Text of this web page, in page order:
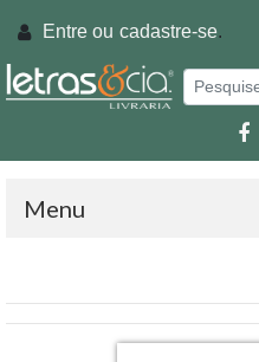
Entre ou cadastre-se.
Menu